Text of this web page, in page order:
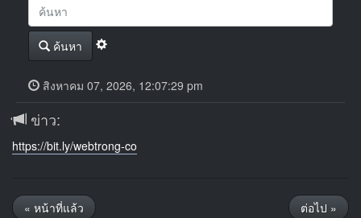
ค้นหา
สิงหาคม 07, 2026, 12:07:29 pm
ข่าว:
https://bit.ly/webtrong-co
« หน้าที่แล้ว ต่อไป »